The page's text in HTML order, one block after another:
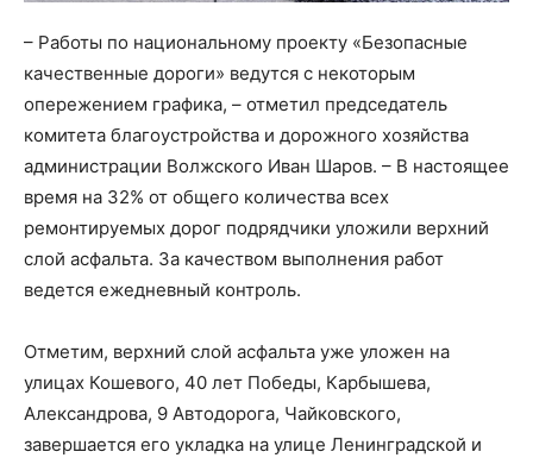
– Работы по национальному проекту «Безопасные
качественные дороги» ведутся с некоторым
опережением графика, – отметил председатель
комитета благоустройства и дорожного хозяйства
администрации Волжского Иван Шаров. – В настоящее
время на 32% от общего количества всех
ремонтируемых дорог подрядчики уложили верхний
слой асфальта. За качеством выполнения работ
ведется ежедневный контроль.
Отметим, верхний слой асфальта уже уложен на
улицах Кошевого, 40 лет Победы, Карбышева,
Александрова, 9 Автодорога, Чайковского,
завершается его укладка на улице Ленинградской и